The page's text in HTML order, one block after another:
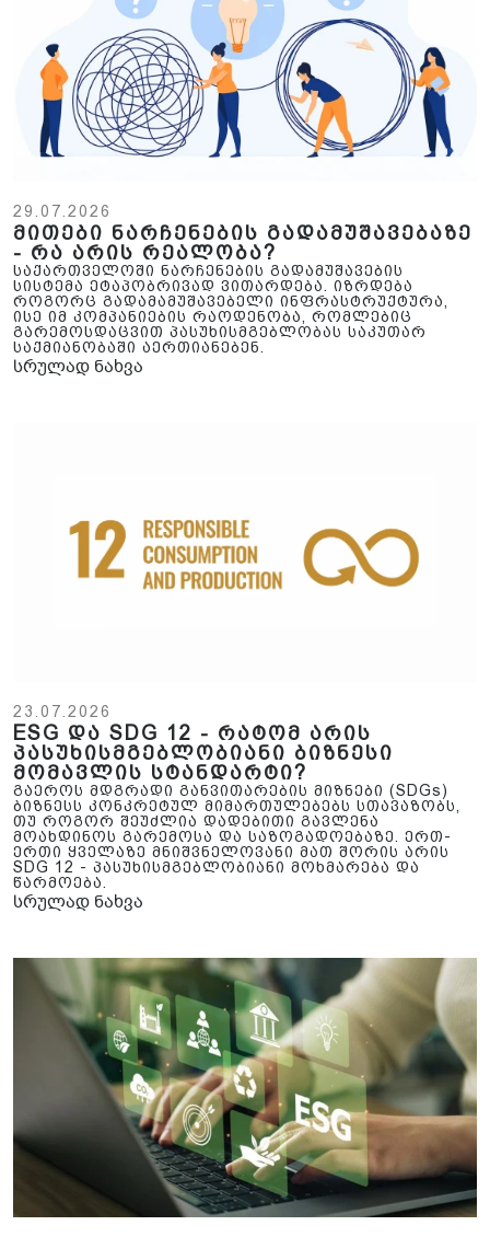
29.07.2026
მითები ნარჩენების გადამუშავებაზე
- რა არის რეალობა?
საქართველოში ნარჩენების გადამუშავების
სისტემა ეტაპობრივად ვითარდება. იზრდება
როგორც გადამამუშავებელი ინფრასტრუქტურა,
ისე იმ კომპანიების რაოდენობა, რომლებიც
გარემოსდაცვით პასუხისმგებლობას საკუთარ
საქმიანობაში აერთიანებენ.
სრულად ნახვა
23.07.2026
ESG და SDG 12 - რატომ არის
პასუხისმგებლობიანი ბიზნესი
მომავლის სტანდარტი?
გაეროს მდგრადი განვითარების მიზნები (SDGs)
ბიზნესს კონკრეტულ მიმართულებებს სთავაზობს,
თუ როგორ შეუძლია დადებითი გავლენა
მოახდინოს გარემოსა და საზოგადოებაზე. ერთ-
ერთი ყველაზე მნიშვნელოვანი მათ შორის არის
SDG 12 - პასუხისმგებლობიანი მოხმარება და
წარმოება.
სრულად ნახვა